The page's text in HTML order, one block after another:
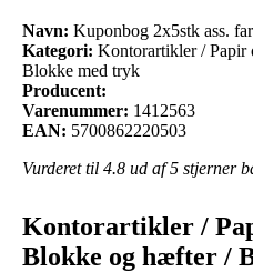
Navn: Kuponbog 2x5stk ass.
Kategori: Kontorartikler /
Blokke med tryk
Producent:
Varenummer: 1412563
EAN: 5700862220503
Vurderet til 4.8 ud af 5 stjerner
Kontorartikler /
Blokke og hæfter /